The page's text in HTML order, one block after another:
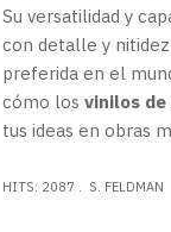
Su versatilidad y
con detalle y
preferida en el
cómo los vinilos de
tus ideas en obras
HITS: 2087 S. FELDMAN